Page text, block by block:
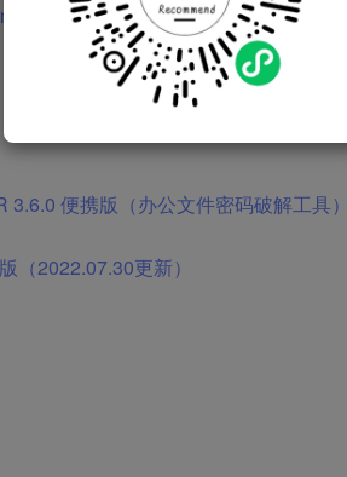
更方便的安装
便携版（办公文件密码破解工具）
（2022.07.30更新）